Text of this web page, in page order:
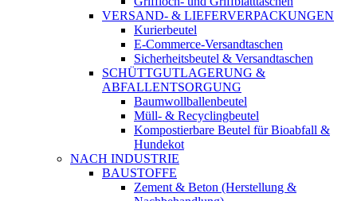
VERSAND- & LIEFERVERPACKUNGEN
Kurierbeutel
E-Commerce-Versandtaschen
Sicherheitsbeutel & Versandtaschen
SCHÜTTGUTLAGERUNG &
ABFALLENTSORGUNG
Baumwollballenbeutel
Müll- & Recyclingbeutel
Kompostierbare Beutel für Bioabfall &
Hundekot
NACH INDUSTRIE
BAUSTOFFE
Zement & Beton (Herstellung &